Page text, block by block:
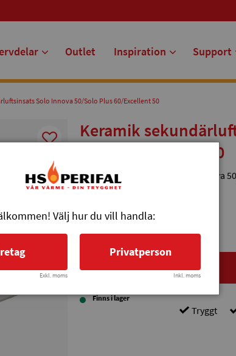
Outlet Inspiration Support
Solo Innova 50/Solo Plus 60/Excellent 50
Keramik
Plus 60/Excellent 50
Sekundärluftsinsats till Solo Innova
2 125 kr
st
Finns i lager
Tryggt
Välj hur du vill handla:
Exkl. moms
Privatperson
Inkl. moms